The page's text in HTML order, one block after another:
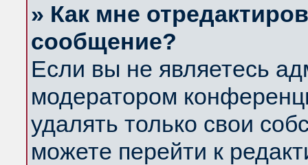
» Как мне
сообщение?
Если вы не являетесь
модератором
удалять только свои
можете перейти к